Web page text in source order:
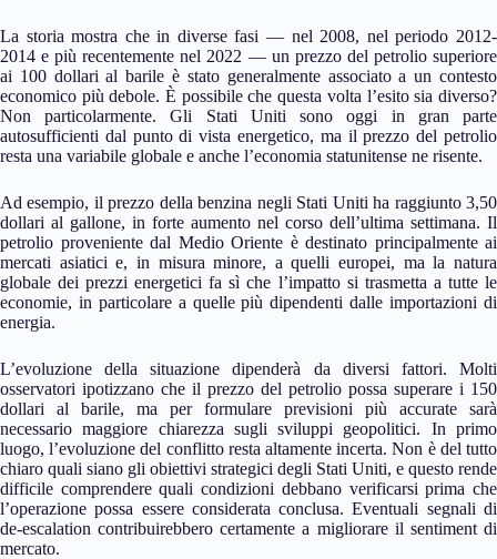
La storia mostra che in diverse fasi — nel 2008, nel periodo 2012-
2014 e più recentemente nel 2022 — un prezzo del petrolio superiore
ai 100 dollari al barile è stato generalmente associato a un contesto
economico più debole. È possibile che questa volta l’esito sia diverso?
Non particolarmente. Gli Stati Uniti sono oggi in gran parte
autosufficienti dal punto di vista energetico, ma il prezzo del petrolio
resta una variabile globale e anche l’economia statunitense ne risente.
Ad esempio, il prezzo della benzina negli Stati Uniti ha raggiunto 3,50
dollari al gallone, in forte aumento nel corso dell’ultima settimana. Il
petrolio proveniente dal Medio Oriente è destinato principalmente ai
mercati asiatici e, in misura minore, a quelli europei, ma la natura
globale dei prezzi energetici fa sì che l’impatto si trasmetta a tutte le
economie, in particolare a quelle più dipendenti dalle importazioni di
energia.
L’evoluzione della situazione dipenderà da diversi fattori. Molti
osservatori ipotizzano che il prezzo del petrolio possa superare i 150
dollari al barile, ma per formulare previsioni più accurate sarà
necessario maggiore chiarezza sugli sviluppi geopolitici. In primo
luogo, l’evoluzione del conflitto resta altamente incerta. Non è del tutto
chiaro quali siano gli obiettivi strategici degli Stati Uniti, e questo rende
difficile comprendere quali condizioni debbano verificarsi prima che
l’operazione possa essere considerata conclusa. Eventuali segnali di
de-escalation contribuirebbero certamente a migliorare il sentiment di
mercato.